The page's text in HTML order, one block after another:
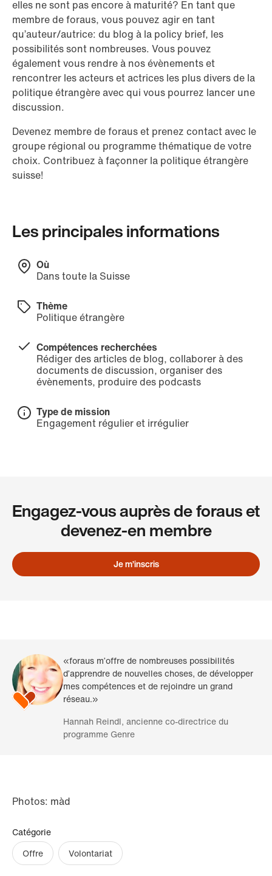
elles ne sont pas encore à maturité? En tant que
membre de foraus, vous pouvez agir en tant
qu’auteur/autrice: du blog à la policy brief, les
possibilités sont nombreuses. Vous pouvez
également vous rendre à nos évènements et
rencontrer les acteurs et actrices les plus divers de la
politique étrangère avec qui vous pourrez lancer une
discussion.
Devenez membre de foraus et prenez contact avec le
groupe régional ou programme thématique de votre
choix. Contribuez à façonner la politique étrangère
suisse!
Les principales informations
Où
Dans toute la Suisse
Thème
Politique étrangère
Compétences recherchées
Rédiger des articles de blog, collaborer à des
documents de discussion, organiser des
évènements, produire des podcasts
Type de mission
Engagement régulier et irrégulier
Engagez-vous auprès de foraus et
devenez-en membre
Je m’inscris
«foraus m’offre de nombreuses possibilités
d’apprendre de nouvelles choses, de développer
mes compétences et de rejoindre un grand
réseau.»
Hannah Reindl, ancienne co-directrice du
programme Genre
Photos: màd
Catégorie
Offre
Volontariat